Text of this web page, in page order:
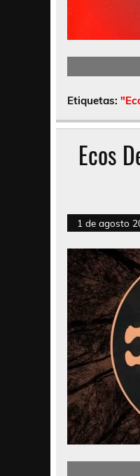
Etiquetas:
Ecos
1 de agosto